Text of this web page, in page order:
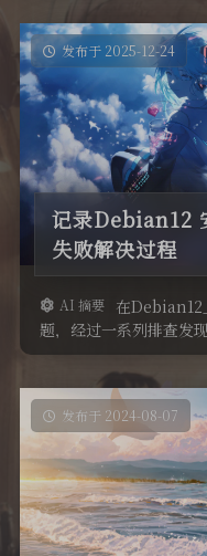
发布于 2025-12-24
记录Debian12
失败解决过程
AI 摘要
在Debian12
题，经过一系列排查发
iptables和ip6tables后
了问题。本文记录了这
发布于 2024-08-07